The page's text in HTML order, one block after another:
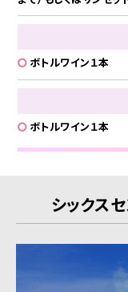
ボトルワイン１本
ボトルワイン１本
シックス